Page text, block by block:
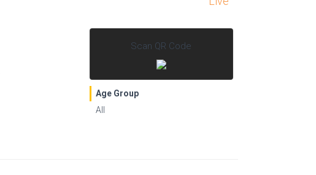
Scan QR Code
Age Group
All